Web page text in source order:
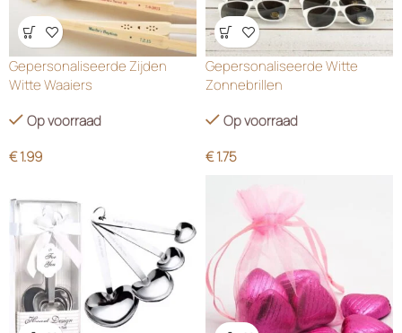
Wensenlijst
Gepersonaliseerde Zijden
Witte Waaiers
Op voorraad
€1.99
Wensenlijst
Gepersonaliseerde Witte
Zonnebrillen
Op voorraad
€1.75